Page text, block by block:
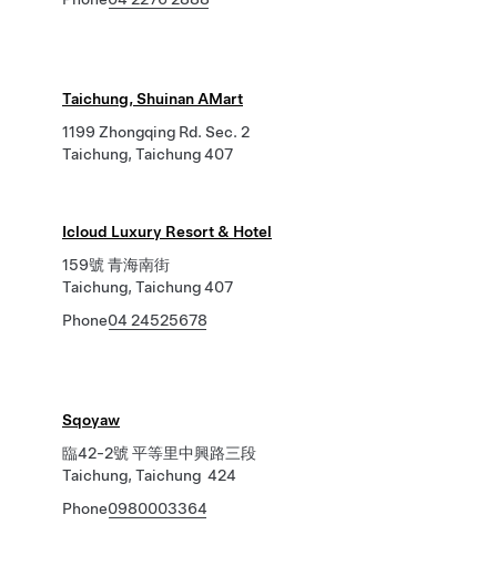
Taichung, Shuinan AMart
1199 Zhongqing Rd. Sec. 2
Taichung, Taichung 407
Icloud Luxury Resort & Hotel
159號 青海南街
Taichung, Taichung 407
Phone04 24525678
Sqoyaw
臨42-2號 平等里中興路三段
Taichung, Taichung 424
Phone0980003364